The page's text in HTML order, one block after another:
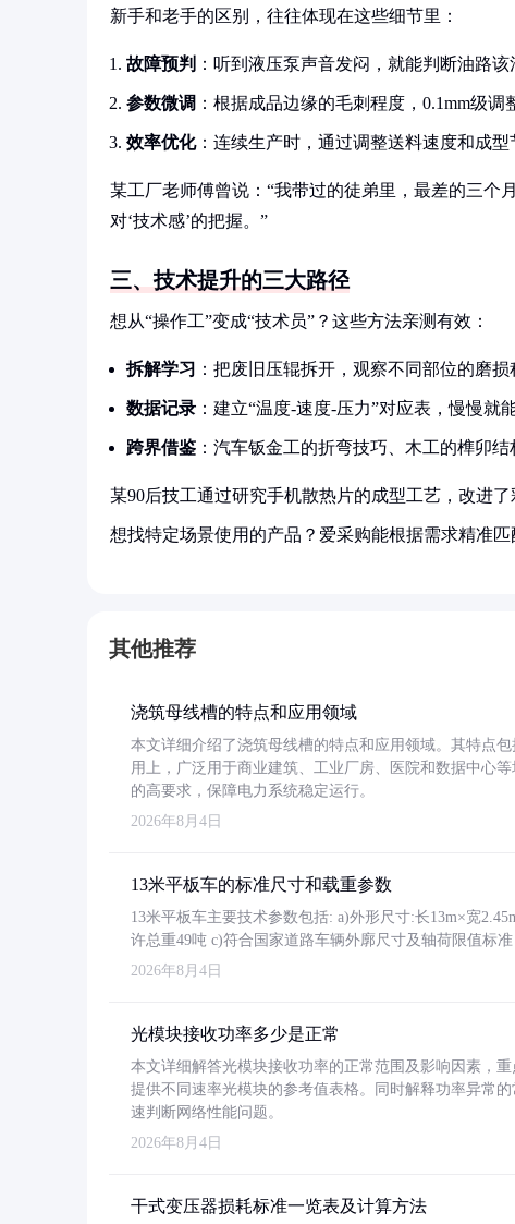
新手和老手的区别，往往体现在这些细节里：
故障预判 ：听到液压泵声音发闷，就能判断油路该
参数微调 ：根据成品边缘的毛刺程度，0.1mm级调
效率优化：连续生产时，通过调整送料速度和成
某工厂老师傅曾说：“我带过的徒弟里，最差的三
对‘技术感’的把握。”
三、技术提升的三大路径
想从“操作工”变成“技术员”？这些方法亲测有效：
拆解学习 ：把废旧压辊拆开，观察不同部位的磨
数据记录 ：建立“温度-速度-压力”对应表，慢慢就
跨界借鉴 ：汽车钣金工的折弯技巧、木工的榫卯
某90后技工通过研究手机散热片的成型工艺，改进
想找特定场景使用的产品？爱采购能根据需求精准
其他推荐
浇筑母线槽的特点和应用领域
本文详细介绍了浇筑母线槽的特点和应用领域。其特点
用上，广泛用于商业建筑、工业厂房、医院和数据中心
的高要求，保障电力系统稳定运行。
2026年8月4日
13米平板车的标准尺寸和载重参数
13米平板车主要技术参数包括: a)外形尺寸:长13m×宽
许总重49吨 c)符合国家道路车辆外廓尺寸及轴荷限值标准
2026年8月4日
光模块接收功率多少是正常
本文详细解答光模块接收功率的正常范围及影响因素，
提供不同速率光模块的参考值表格。同时解释功率异常
速判断网络性能问题。
2026年8月4日
干式变压器损耗标准一览表及计算方法